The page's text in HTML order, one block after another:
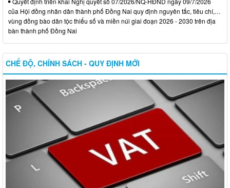
của Hội đồng nhân dân thành phố Đồng Nai quy định nguyên tắc, tiêu chí,…
vùng đồng bào dân tộc thiểu số và miền núi giai đoạn 2026 - 2030 trên địa
bàn thành phố Đồng Nai
CHẾ ĐỘ, CHÍNH SÁCH - QUY ĐỊNH MỚI